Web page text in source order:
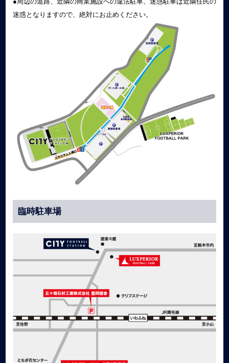
迷惑となりますので、絶対にお止めください。
臨時駐車場